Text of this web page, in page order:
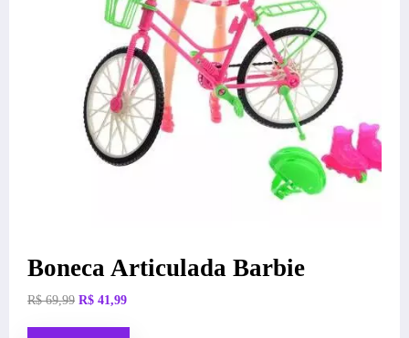
Boneca Articulada Barbie
R$69,99 O
R$ 41,99O